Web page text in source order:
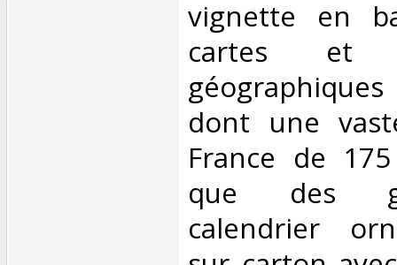
vignette en
cartes et
dont une
France de
que des
calendrier